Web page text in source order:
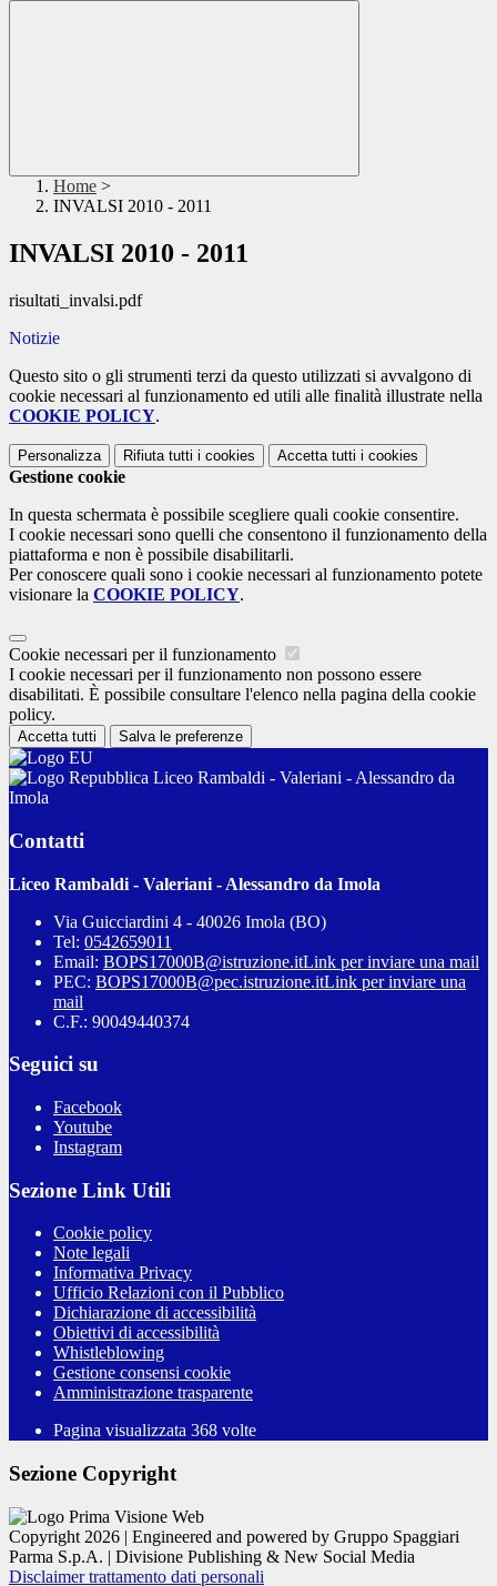
Home >
INVALSI 2010 - 2011
INVALSI 2010 - 2011
risultati_invalsi.pdf
Notizie
Questo sito o gli strumenti terzi da questo utilizzati si avvalgono di
cookie necessari al funzionamento ed utili alle finalità illustrate nella
COOKIE POLICY.
Personalizza Rifiuta tutti i cookies Accetta tutti i cookies
Gestione cookie
In questa schermata è possibile scegliere quali cookie consentire.
I cookie necessari sono quelli che consentono il funzionamento della
piattaforma e non è possibile disabilitarli.
Per conoscere quali sono i cookie necessari al funzionamento potete
visionare la COOKIE POLICY.
Cookie necessari per il funzionamento
I cookie necessari per il funzionamento non possono essere
disabilitati. È possibile consultare l'elenco nella pagina della cookie
policy.
Accetta tutti Salva le preferenze
Liceo Rambaldi - Valeriani - Alessandro da
Imola
Contatti
Liceo Rambaldi - Valeriani - Alessandro da Imola
Via Guicciardini 4 - 40026 Imola (BO)
Tel: 0542659011
Email: BOPS17000B@istruzione.itLink per inviare una mail
PEC: BOPS17000B@pec.istruzione.itLink per inviare una
mail
C.F.: 90049440374
Seguici su
Facebook
Youtube
Instagram
Sezione Link Utili
Cookie policy
Note legali
Informativa Privacy
Ufficio Relazioni con il Pubblico
Dichiarazione di accessibilità
Obiettivi di accessibilità
Whistleblowing
Gestione consensi cookie
Amministrazione trasparente
Pagina visualizzata 368 volte
Sezione Copyright
Copyright 2026 | Engineered and powered by Gruppo Spaggiari
Parma S.p.A. | Divisione Publishing & New Social Media
Disclaimer trattamento dati personali